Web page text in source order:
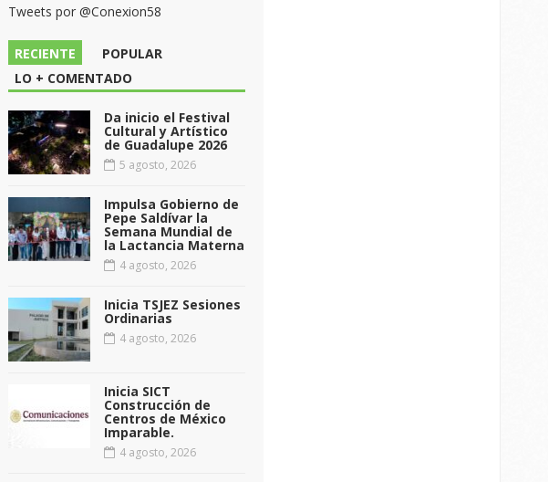
Tweets por @Conexion58
RECIENTE
POPULAR
LO + COMENTADO
Da inicio el Festival
Cultural y Artístico
de Guadalupe 2026
5 agosto, 2026
Impulsa Gobierno de
Pepe Saldívar la
Semana Mundial de
la Lactancia Materna
4 agosto, 2026
Inicia TSJEZ Sesiones
Ordinarias
4 agosto, 2026
Inicia SICT
Construcción de
Centros de México
Imparable.
4 agosto, 2026